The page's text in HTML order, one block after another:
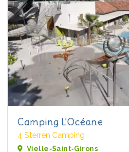
Camping L'Océane
4 Sterren Camping
Vielle-Saint-Girons